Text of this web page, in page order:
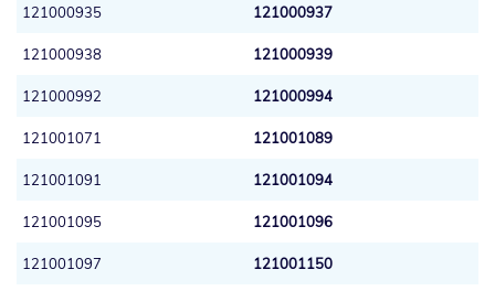
121000935 121000937
121000938 121000939
121000992 121000994
121001071 121001089
121001091 121001094
121001095 121001096
121001097 121001150